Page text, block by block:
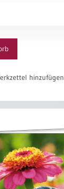
hinzufügen